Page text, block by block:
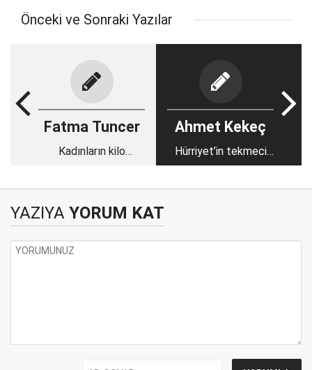
Önceki ve Sonraki Yazılar
Fatma Tuncer
Kadınların kilo
Ahmet Kekeç
Hürriyet’in tekmeci
saldırganına bir çift
YAZIYA YORUM KAT